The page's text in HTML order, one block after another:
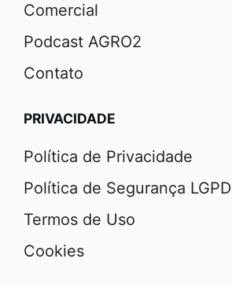
Comercial
Podcast AGRO2
Contato
PRIVACIDADE
Política de Privacidade
Política de Segurança LGPD
Termos de Uso
Cookies